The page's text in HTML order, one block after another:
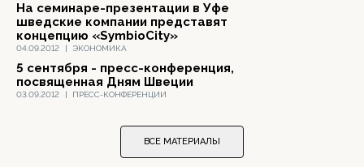
04.09.2012 | ЭКОНОМИКА
На семинаре-презентации в Уфе
шведские компании представят
концепцию «SymbioCity»
03.09.2012 | ПРЕСС-КОНФЕРЕНЦИИ
5 сентября - пресс-конференция,
посвященная Дням Швеции
ВСЕ МАТЕРИАЛЫ